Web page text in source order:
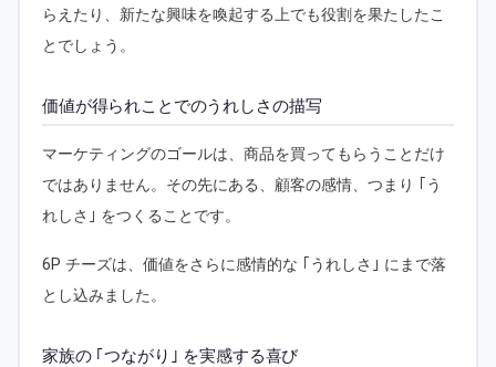
らえたり、新たな興味を喚起する上でも役割を果たしたこ
とでしょう。
価値が得られことでのうれしさの描写
マーケティングのゴールは、商品を買ってもらうことだけ
ではありません。その先にある、顧客の感情、つまり ｢う
れしさ｣ をつくることです。
6P チーズは、価値をさらに感情的な ｢うれしさ｣ にまで落
とし込みました。
家族の ｢つながり｣ を実感する喜び